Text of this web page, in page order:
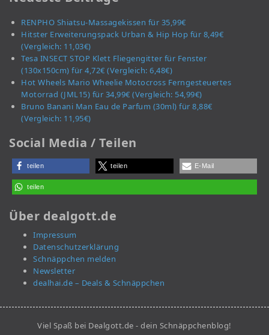
RENPHO Shiatsu-Massagekissen für 35,99€
Hitster Erweiterungspack Urban & Hip Hop für 8,49€
(Vergleich: 11,03€)
Tesa INSECT STOP Klett Fliegengitter für Fenster
(130x150cm) für 4,72€ (Vergleich: 6,48€)
Hot Wheels Mario Wheelie Motocross Ferngesteuertes
Motorrad (JML15) für 34,99€ (Vergleich: 54,99€)
Bruno Banani Man Eau de Parfum (30ml) für 8,88€
(Vergleich: 11,95€)
Social Media / Teilen
teilen teilen E-Mail
teilen
Über dealgott.de
Impressum
Datenschutzerklärung
Schnäppchen melden
Newsletter
dealhai.de – Deals & Schnäppchen
Viel Spaß bei Dealgott.de - dein Schnäppchenblog!